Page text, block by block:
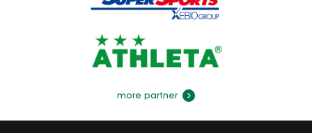
more partner